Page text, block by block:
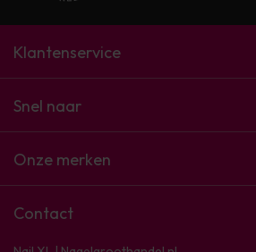
Klantenservice
Snel naar
Onze merken
Contact